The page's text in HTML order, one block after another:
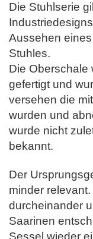
Die Stuhlserie
Aussehen
Stuhles.
Die Oberschale
gefertigt und
versehen die
wurden und
wurde nicht
bekannt.
Der
minder
durcheinander
Saarinen
Sessel wieder